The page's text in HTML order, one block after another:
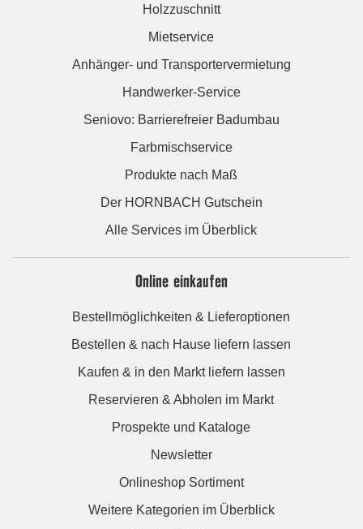
Holzzuschnitt
Mietservice
Anhänger- und Transportervermietung
Handwerker-Service
Seniovo: Barrierefreier Badumbau
Farbmischservice
Produkte nach Maß
Der HORNBACH Gutschein
Alle Services im Überblick
Online einkaufen
Bestellmöglichkeiten & Lieferoptionen
Bestellen & nach Hause liefern lassen
Kaufen & in den Markt liefern lassen
Reservieren & Abholen im Markt
Prospekte und Kataloge
Newsletter
Onlineshop Sortiment
Weitere Kategorien im Überblick